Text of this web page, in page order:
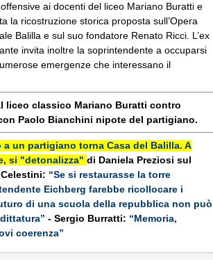
ai docenti del liceo Mariano Buratti e
la ricostruzione storica proposta sull’Opera
Balilla e sul suo fondatore Renato Ricci. L’ex
invita inoltre la soprintendente a occuparsi
emergenze che interessano il
liceo classico Mariano Buratti contro
Paolo Bianchini nipote del partigiano.
un partigiano torna Casa del Balilla. A
si "detonalizza" di Daniela Preziosi sul
“Se si restaurasse la torre
Eichberg farebbe ricollocare i
di una scuola della repubblica non può
- Sergio Burratti: “Memoria,
coerenza”